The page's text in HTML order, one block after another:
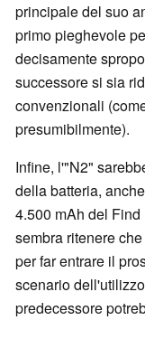
principale del suo
primo pieghevole
decisamente
successore si sia
convenzionali
presumibilmente).
Infine, l'"N2"
della batteria,
4.500 mAh del
sembra ritenere
per far entrare il
scenario
predecessore